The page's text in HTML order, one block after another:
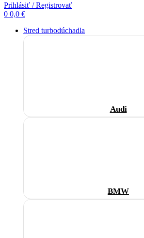
Prihlásiť / Registrovať
0 0,0 €
Stred turbodúchadla
Audi
BMW